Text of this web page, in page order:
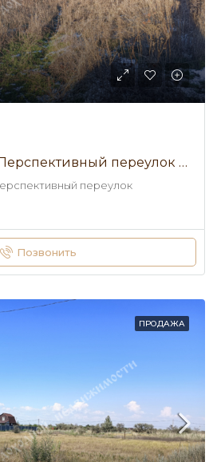
Участок 30 сот. • Перспективный переулок • Продажа
переулок
Позвонить
ПРОДАЖА